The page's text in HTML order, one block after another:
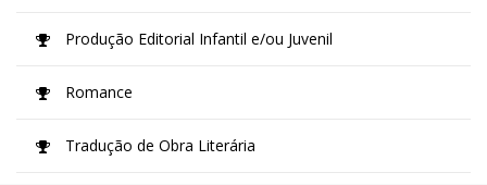
Produção Editorial Infantil e/ou Juvenil
Romance
Tradução de Obra Literária